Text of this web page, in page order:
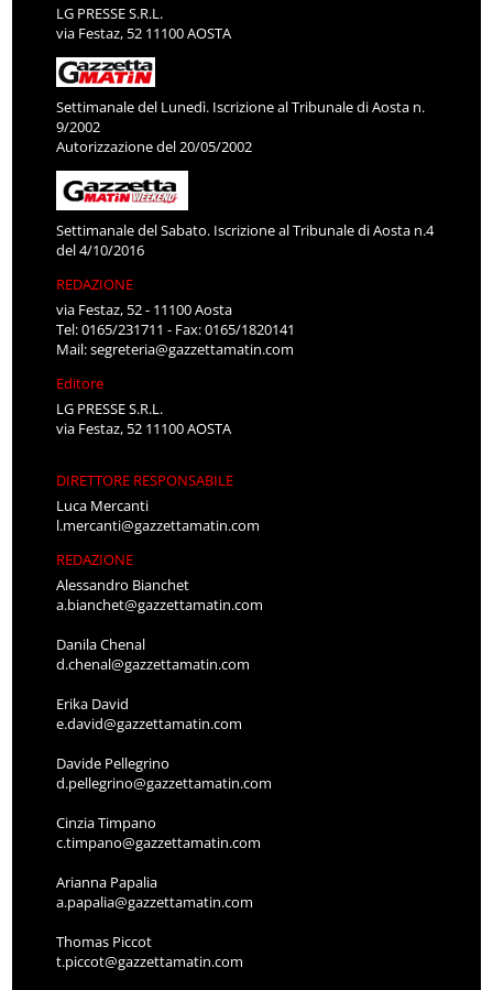
LG PRESSE S.R.L.
via Festaz, 52 11100 AOSTA
Settimanale del Lunedì. Iscrizione al Tribunale di Aosta n.
9/2002
Autorizzazione del 20/05/2002
Settimanale del Sabato. Iscrizione al Tribunale di Aosta n.4
del 4/10/2016
REDAZIONE
via Festaz, 52 - 11100 Aosta
Tel: 0165/231711 - Fax: 0165/1820141
Mail:segreteria@gazzettamatin.com
Editore
LG PRESSE S.R.L.
via Festaz, 52 11100 AOSTA
DIRETTORE RESPONSABILE
Luca Mercanti
l.mercanti@gazzettamatin.com
REDAZIONE
Alessandro Bianchet
a.bianchet@gazzettamatin.com
Danila Chenal
d.chenal@gazzettamatin.com
Erika David
e.david@gazzettamatin.com
Davide Pellegrino
d.pellegrino@gazzettamatin.com
Cinzia Timpano
c.timpano@gazzettamatin.com
Arianna Papalia
a.papalia@gazzettamatin.com
Thomas Piccot
t.piccot@gazzettamatin.com